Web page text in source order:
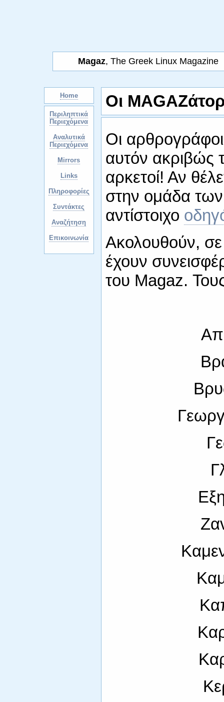
Magaz, The Greek Linux Magazine
Home
Περιληπτικά
Περιεχόμενα
Αναλυτικά
Περιεχόμενα
Mirrors
Links
Πληροφορίες
Συντάκτες
Αναζήτηση
Επικοινωνία
Οι
Οι
αυτόν ακριβώς
αρκετοί! Αν
στην ομάδα
αντίστοιχο
Ακολουθούν, σε
έχουν
του Magaz.